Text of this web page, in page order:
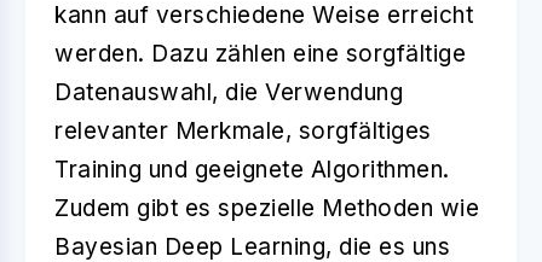
kann auf verschiedene Weise erreicht
werden. Dazu zählen eine sorgfältige
Datenauswahl, die Verwendung
relevanter Merkmale, sorgfältiges
Training und geeignete Algorithmen.
Zudem gibt es spezielle Methoden wie
Bayesian Deep Learning, die es uns